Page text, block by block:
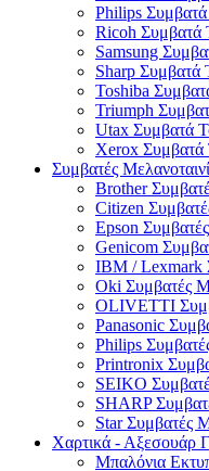
Philips
Ricoh Συμβατά
Samsung
Sharp Συμβατά
Toshiba
Triumph
Utax Συμβατά
Xerox Συμβατά
Συμβατές
Brother
Citizen
Epson
Genicom
IBM / Lexmark
Oki Συμβατές
OLIVETTI
Panasonic
Philips
Printronix
SEIKO
SHARP
Star Συμβατές
Χαρτικά - Αξεσουάρ
Μπαλόνια